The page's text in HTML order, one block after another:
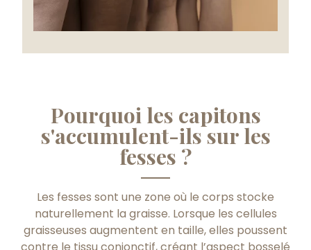
Pourquoi les capitons
s'accumulent-ils sur les
fesses ?
Les fesses sont une zone où le corps stocke
naturellement la graisse. Lorsque les cellules
graisseuses augmentent en taille, elles poussent
contre le tissu conjonctif, créant l’aspect bosselé